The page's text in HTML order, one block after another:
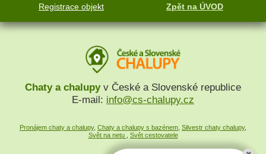
Registrace objekt
Zpět na ÚVOD
Chaty a chalupyv České a Slovenské republice
E-mail: info@cs-chalupy.cz
Pronájem chaty a chalupy, Chaty a chalupy s bazénem, Silvestr chaty chalupy,
Svět na netu , Svět cestovatele